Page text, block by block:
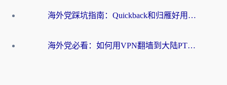
海外党踩坑指南：Quickback和归雁好用吗？选对加速器才能无缝刷国内资源
海外党必看：如何用VPN翻墙到大陆PTT？一篇解决你所有回国加速痛点